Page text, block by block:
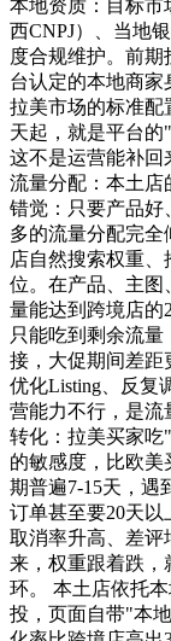
本地资质：目标市
西CNPJ）、当地
度合规维护。前
台认定的本地商
拉美市场的标准配
天起，就是平台的
这不是运营能补回
流量分配：本土店
错觉：只要产品好
多的流量分配完全
店自然搜索权重
位。在产品、主图
量能达到跨境店的
只能吃到剩余流
接，大促期间差距
优化Listing、反
营能力不行，是流
转化：拉美买家吃
的敏感度，比欧美
期普遍7-15天，遇
订单甚至要20天
取消率升高、差评
来，权重跟着跌
环。 本土店依托
投，页面自带"本